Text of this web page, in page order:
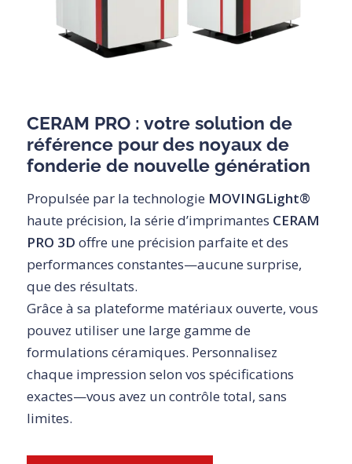
CERAM PRO : votre solution de
référence pour des noyaux de
fonderie de nouvelle génération
Propulsée par la technologie MOVINGLight®
haute précision, la série d’imprimantes CERAM
PRO 3D offre une précision parfaite et des
performances constantes—aucune surprise,
que des résultats.
Grâce à sa plateforme matériaux ouverte, vous
pouvez utiliser une large gamme de
formulations céramiques. Personnalisez
chaque impression selon vos spécifications
exactes—vous avez un contrôle total, sans
limites.